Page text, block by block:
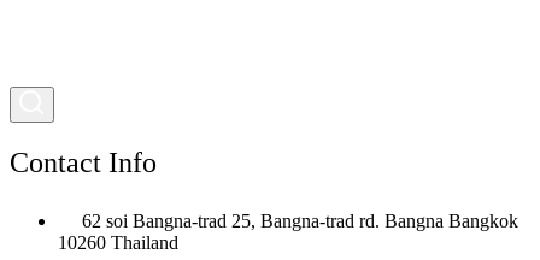
Contact Info
62 soi Bangna-trad 25, Bangna-trad rd. Bangna Bangkok
10260 Thailand